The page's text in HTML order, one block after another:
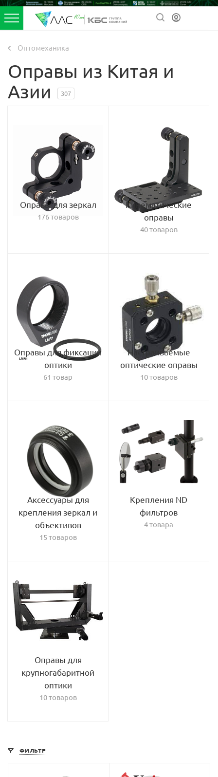
Оптомеханика
Оправы из Китая и
Азии
307
Оправы для зеркал
176 товаров
Кинематические
оправы
40 товаров
Оправы для фиксации
оптики
61 товар
Настраиваемые
оптические оправы
10 товаров
Аксессуары для
крепления зеркал и
объективов
15 товаров
Крепления ND
фильтров
4 товара
Оправы для
крупногабаритной
оптики
10 товаров
ФИЛЬТР